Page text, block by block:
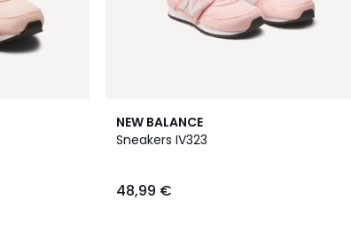
NEW BALANCE
Sneakers IV323
48,99 €